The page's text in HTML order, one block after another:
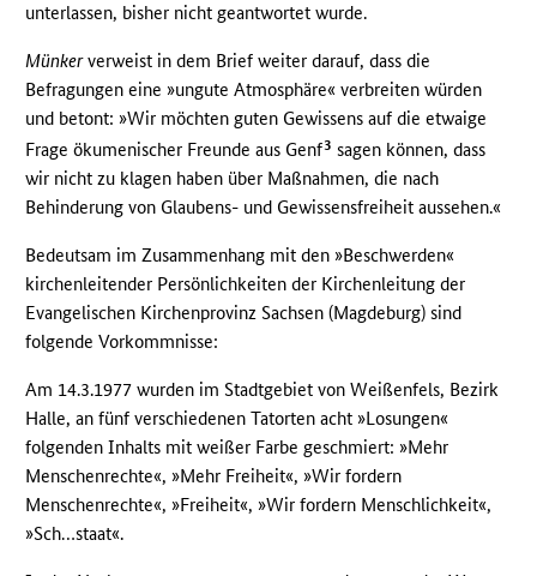
unterlassen, bisher nicht geantwortet wurde.
Münkerverweist in dem Brief weiter darauf, dass die
Befragungen eine »ungute Atmosphäre« verbreiten würden
und betont: »Wir möchten guten Gewissens auf die etwaige
Frage ökumenischer Freunde aus Genf3 sagen können, dass
wir nicht zu klagen haben über Maßnahmen, die nach
Behinderung von Glaubens- und Gewissensfreiheit aussehen.«
Bedeutsam im Zusammenhang mit den »Beschwerden«
kirchenleitender Persönlichkeiten der Kirchenleitung der
Evangelischen Kirchenprovinz Sachsen (Magdeburg) sind
folgende Vorkommnisse:
Am 14.3.1977 wurden im Stadtgebiet von Weißenfels, Bezirk
Halle, an fünf verschiedenen Tatorten acht »Losungen«
folgenden Inhalts mit weißer Farbe geschmiert: »Mehr
Menschenrechte«, »Mehr Freiheit«, »Wir fordern
Menschenrechte«, »Freiheit«, »Wir fordern Menschlichkeit«,
»Sch…staat«.